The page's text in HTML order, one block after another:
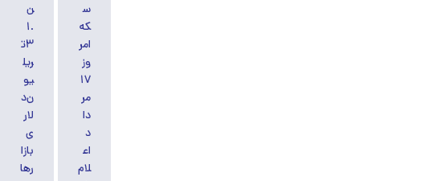
س
که
امر
وز
۱۷
مر
دا
د
اع
لام
ن
۱.
۳ت
ریل
یو
ن‌د
لار
ی
بازا
رها